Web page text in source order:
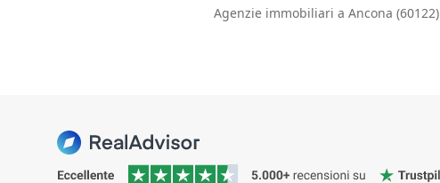
Agenzie immobiliari a Ancona (60122)